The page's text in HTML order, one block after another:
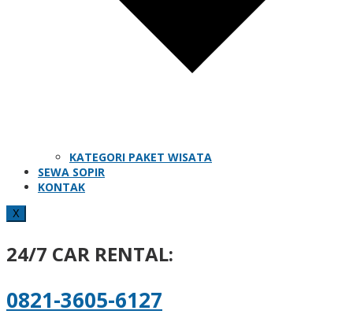
KATEGORI PAKET WISATA
SEWA SOPIR
KONTAK
X
24/7 CAR RENTAL:
0821-3605-6127